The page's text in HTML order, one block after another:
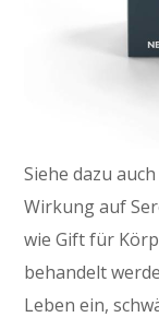
Siehe dazu
Wirkung auf
wie Gift für
behandelt
Leben ein,